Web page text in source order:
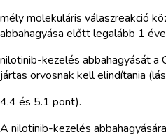
mély molekuláris válaszreakció
abbahagyása előtt legalább 1
nilotinib-kezelés abbahagyását
jártas orvosnak kell elindítania
4.4 és 5.1 pont).
A nilotinib-kezelés